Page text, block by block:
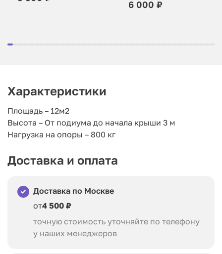
6 000 ₽
Характеристики
Площадь – 12м2
Высота – От подиума до начала крыши 3 м
Нагрузка на опоры – 800 кг
Доставка и оплата
Доставка по Москве
от4 500 ₽
точную стоимость уточняйте по телефону
у наших менеджеров